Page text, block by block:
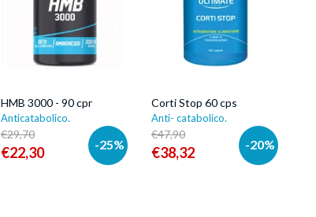
Gli anticatabolici ad azione inibitoria nei
seguendo le specifiche indicazioni, in quanto
collaterali anche gravi.
Le proposte di anticatabolici di
HMB 3000 - 90 cpr
Anticatabolico.
€29,70
€22,30 -25%
Corti Stop 60 cps
Anti- catabolico.
€47,90
€38,32 -20%